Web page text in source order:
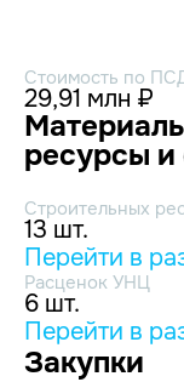
Стоимость по
29,91 млн ₽
ресурсы и
Строительных
13 шт.
Перейти в
Расценок УНЦ
6 шт.
Перейти в
Закупки